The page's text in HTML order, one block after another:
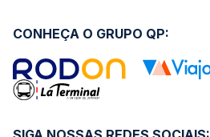
CONHEÇA O GRUPO QP: